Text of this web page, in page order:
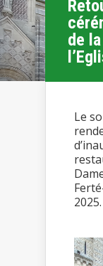
de
Le
2025.